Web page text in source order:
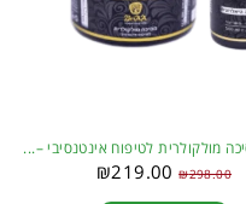
מולקולרית לטיפוח אינטנסיבי –...
₪298.00
₪219.00